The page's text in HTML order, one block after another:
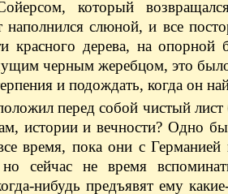
который
слюной, и все
дерева, на опорной
черным жеребцом, это было
и подождать, когда он
перед собой чистый
истории и вечности? Одно
время, пока они с
сейчас не время
нибудь предъявят ему